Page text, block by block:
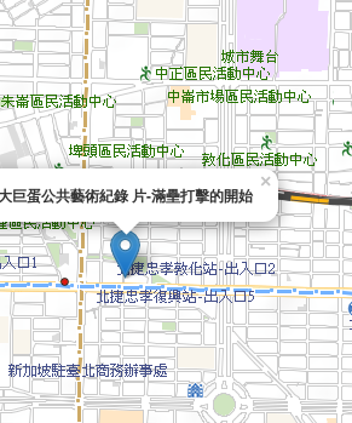
巨蛋公共藝術紀錄 片-滿壘打擊的開始
×